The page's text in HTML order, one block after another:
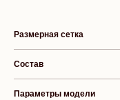
Размерная сетка
Состав
Параметры модели